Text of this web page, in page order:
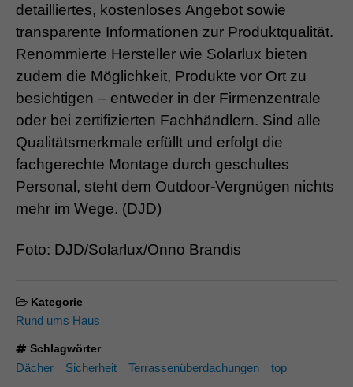
detailliertes, kostenloses Angebot sowie
transparente Informationen zur Produktqualität.
Renommierte Hersteller wie Solarlux bieten
zudem die Möglichkeit, Produkte vor Ort zu
besichtigen – entweder in der Firmenzentrale
oder bei zertifizierten Fachhändlern. Sind alle
Qualitätsmerkmale erfüllt und erfolgt die
fachgerechte Montage durch geschultes
Personal, steht dem Outdoor-Vergnügen nichts
mehr im Wege. (DJD)
Foto: DJD/Solarlux/Onno Brandis
Kategorie
Rund ums Haus
Schlagwörter
Dächer Sicherheit Terrassenüberdachungen top